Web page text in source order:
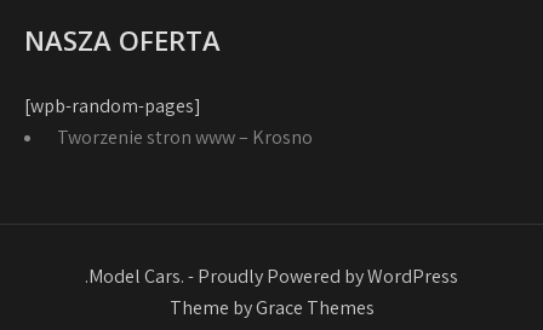
NASZA OFERTA
[wpb-random-pages]
Tworzenie stron www – Krosno
.Model Cars. - Proudly Powered by WordPress
Theme by Grace Themes